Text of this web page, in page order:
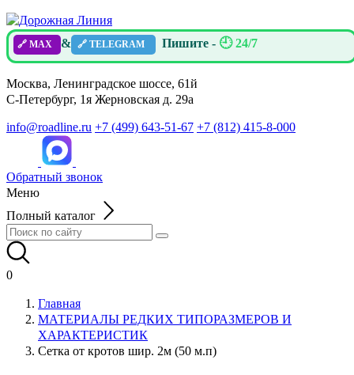
🔗 MAX & 🔗 TELEGRAM Пишите - 🕘 24/7
Москва, Ленинградское шоссе, 61й
С-Петербург, 1я Жерновская д. 29а
info@roadline.ru +7 (499) 643-51-67 +7 (812) 415-8-000
Обратный звонок
Меню
Полный каталог
0
Главная
МАТЕРИАЛЫ РЕДКИХ ТИПОРАЗМЕРОВ И
ХАРАКТЕРИСТИК
Сетка от кротов шир. 2м (50 м.п)